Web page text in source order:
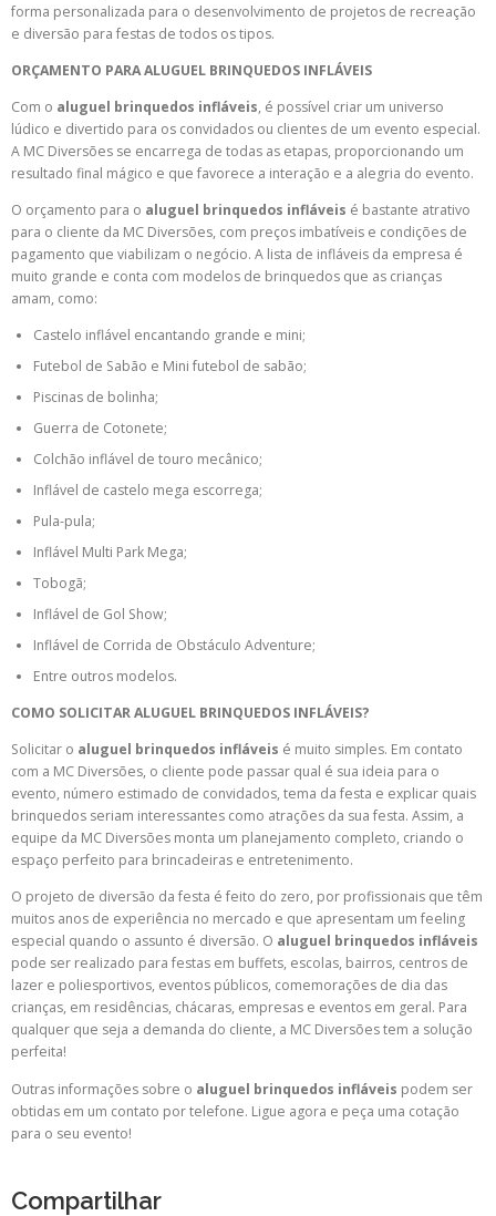
forma personalizada para o desenvolvimento de projetos de recreação
e diversão para festas de todos os tipos.
ORÇAMENTO PARAALUGUEL BRINQUEDOS INFLÁVEIS
Com o aluguel brinquedos infláveis, é possível criar um universo
lúdico e divertido para os convidados ou clientes de um evento especial.
A MC Diversões se encarrega de todas as etapas, proporcionando um
resultado final mágico e que favorece a interação e a alegria do evento.
O orçamento para o aluguel brinquedos infláveis é bastante atrativo
para o cliente da MC Diversões, com preços imbatíveis e condições de
pagamento que viabilizam o negócio. A lista de infláveis da empresa é
muito grande e conta com modelos de brinquedos que as crianças
amam, como:
Castelo inflável encantando grande e mini;
Futebol de Sabão e Mini futebol de sabão;
Piscinas de bolinha;
Guerra de Cotonete;
Colchão inflável de touro mecânico;
Inflável de castelo mega escorrega;
Pula-pula;
Inflável Multi Park Mega;
Tobogã;
Inflável de Gol Show;
Inflável de Corrida de Obstáculo Adventure;
Entre outros modelos.
COMO SOLICITAR ALUGUEL BRINQUEDOS INFLÁVEIS?
Solicitar o aluguel brinquedos infláveis é muito simples. Em contato
com a MC Diversões, o cliente pode passar qual é sua ideia para o
evento, número estimado de convidados, tema da festa e explicar quais
brinquedos seriam interessantes como atrações da sua festa. Assim, a
equipe da MC Diversões monta um planejamento completo, criando o
espaço perfeito para brincadeiras e entretenimento.
O projeto de diversão da festa é feito do zero, por profissionais que têm
muitos anos de experiência no mercado e que apresentam um feeling
especial quando o assunto é diversão. O aluguel brinquedos infláveis
pode ser realizado para festas em buffets, escolas, bairros, centros de
lazer e poliesportivos, eventos públicos, comemorações de dia das
crianças, em residências, chácaras, empresas e eventos em geral. Para
qualquer que seja a demanda do cliente, a MC Diversões tem a solução
perfeita!
Outras informações sobre o aluguel brinquedos infláveis podem ser
obtidas em um contato por telefone. Ligue agora e peça uma cotação
para o seu evento!
Compartilhar